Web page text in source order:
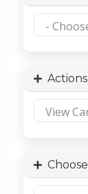
Actions